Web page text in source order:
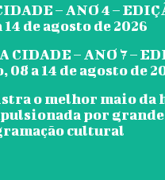
– ANO 4 –
14 de agosto de 2026
CIDADE – ANO 7 –
08 a 14 de agosto de
o melhor maio
por
cultural